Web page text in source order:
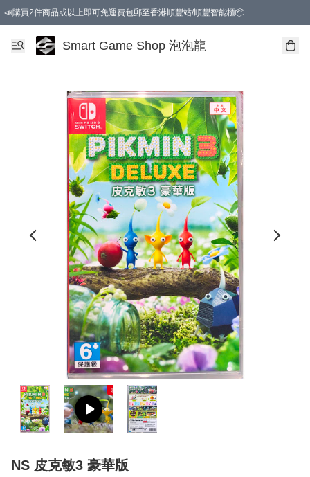
📣購買2件商品或以上即可免運費包郵至香港順豐站/順豐智能櫃📦
Smart Game Shop 泡泡龍
NS 皮克敏3 豪華版